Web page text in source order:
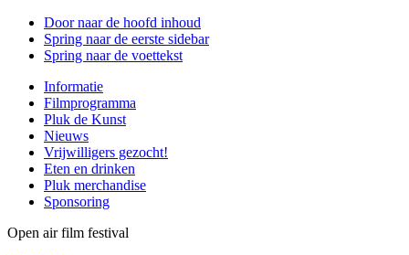
Door naar de hoofd inhoud
Spring naar de eerste sidebar
Spring naar de voettekst
Informatie
Filmprogramma
Pluk de Kunst
Nieuws
Vrijwilligers gezocht!
Eten en drinken
Pluk merchandise
Sponsoring
Open air film festival